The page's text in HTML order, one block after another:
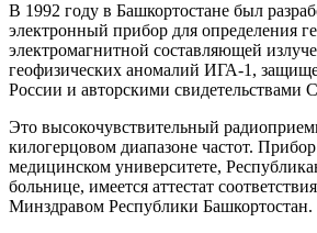
В 1992 году в Башкортостане был
электронный прибор для определения
электромагнитной составляющей
геофизических аномалий ИГА-1,
России и авторскими свидетельствами
Это высокочувствительный
килогерцовом диапазоне частот.
медицинском университете,
больнице, имеется аттестат
Минздравом Республики Башкортостан.